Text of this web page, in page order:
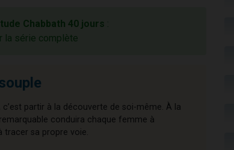
Chabbath 40 jours :
la série complète
partir à la découverte de soi-même. À la
conduira chaque femme à
tracer sa propre voie.